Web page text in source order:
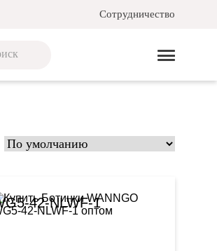
Сотрудничество
42-NLWF-1